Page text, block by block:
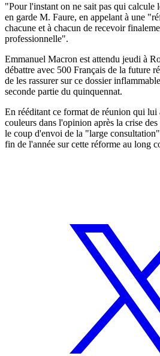
"Pour l'instant on ne sait pas qui calcule
en garde M. Faure, en appelant à une
chacune et à chacun de recevoir
professionnelle".
Emmanuel Macron est attendu jeudi à
débattre avec 500 Français de la future
de les rassurer sur ce dossier
seconde partie du quinquennat.
En rééditant ce format de réunion qui lui
couleurs dans l'opinion après la crise
le coup d'envoi de la "large
fin de l'année sur cette réforme au long